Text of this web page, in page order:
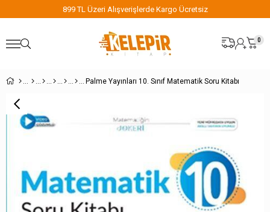
899 TL Üzeri Alışverişlerde Kargo Ücretsiz
0
Palme Yayınları 10. Sınıf Matematik Soru Kitabı